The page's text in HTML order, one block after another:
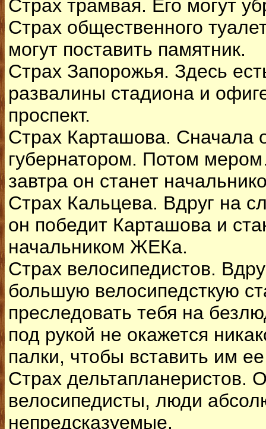
Страх трамвая. Его могут
Страх общественного
могут поставить памятник.
Страх Запорожья. Здесь
развалины стадиона и
проспект.
Страх Карташова. Сначала
губернатором. Потом
завтра он станет
Страх Кальцева. Вдруг на
он победит Карташова и
начальником ЖЕКа.
Страх велосипедистов.
большую велосипедсткую
преследовать тебя на
под рукой не окажется
палки, чтобы вставить им
Страх дельтапланеристов.
велосипедисты, люди
непредсказуемые.